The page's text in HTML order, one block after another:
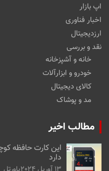
اپ بازار
اخبار فناوری
ارزدیجیتال
نقد و بررسی
خانه و آشپزخانه
خودرو و ابزارآلات
کالای دیجیتال
مد و پوشاک
مطالب اخیر
دارد